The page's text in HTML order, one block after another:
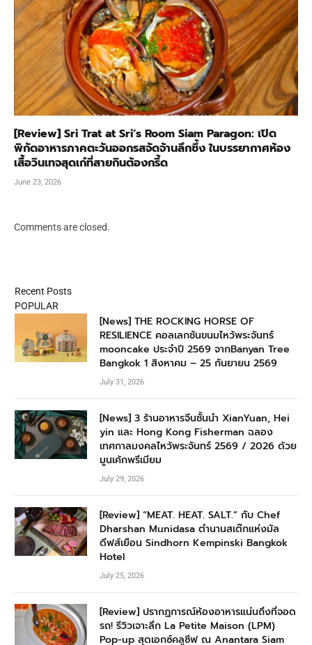
[Review] Sri Trat at Sri’s Room Siam Paragon: เปิด
พิกัดอาหารภาคตะวันออกรสจัดจ้านลึกซึ้ง ในบรรยากาศห้อง
เสื้อวินเทจสุดเก๋ที่สายกินต้องกรี้ด
June 23, 2026
Comments are closed.
Recent Posts
POPULAR
[News] THE ROCKING HORSE OF
RESILIENCE คอลเลกชันขนมไหว้พระจันทร์
mooncake ประจำปี 2569 จากBanyan Tree
Bangkok 1 สิงหาคม – 25 กันยายน 2569
July 31, 2026
[News] 3 ร้านอาหารจีนชั้นนำ XianYuan, Hei
yin และ Hong Kong Fisherman ฉลอง
เทศกาลมงคลไหว้พระจันทร์ 2569 / 2026 ด้วย
มูนเค้กพรีเมียม
July 29, 2026
[Review] “MEAT. HEAT. SALT.” กับ Chef
Dharshan Munidasa ตำนานสเต๊กแห่งมัล
ดีฟส์เยือน Sindhorn Kempinski Bangkok
Hotel
July 25, 2026
[Review] ปรากฏการณ์ห้องอาหารแน่นถึงที่จอด
รถ! รีวิวเจาะลึก La Petite Maison (LPM)
Pop-up สุดเอกซ์คลูซีฟ ณ Anantara Siam